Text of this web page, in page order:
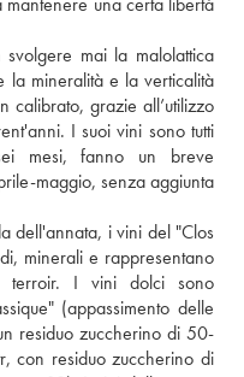
mai la malolattica
la mineralità e la verticalità
grazie all’utilizzo
I suoi vini sono tutti
mesi, fanno un breve
maggio, senza aggiunta
dell'annata, i vini del "Clos
minerali e rappresentano
terroir. I vini dolci sono
(appassimento delle
residuo zuccherino di 50-
con residuo zuccherino di